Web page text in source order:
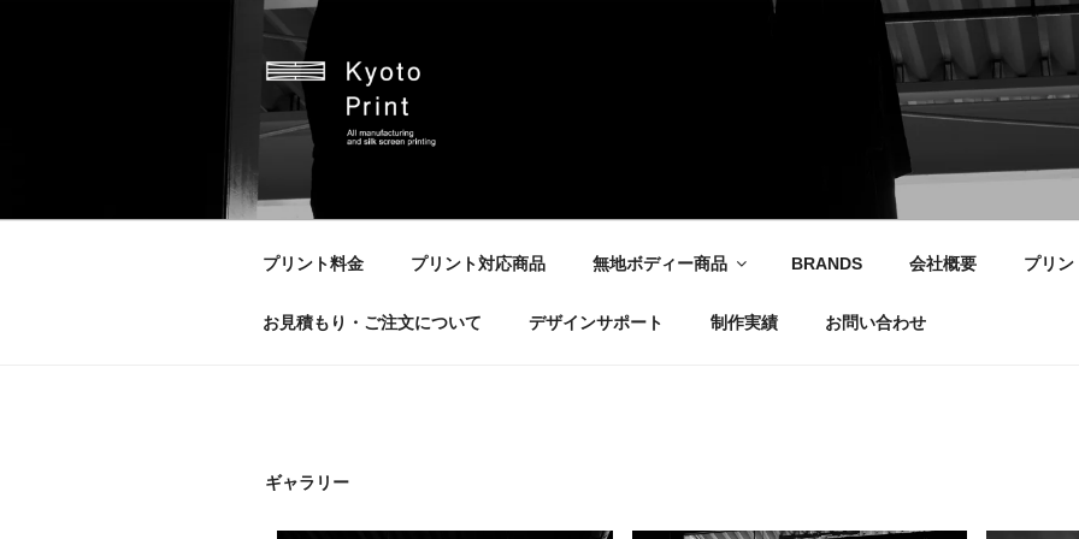
京都プリント
プリント料金 プリント対応商品 無地ボディー商品 BRANDS 会社概要 プリン
お見積もり・ご注文について デザインサポート 制作実績 お問い合わせ
ギャラリー